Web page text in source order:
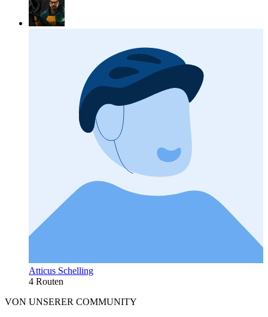
Atticus Schelling
4 Routen
VON UNSERER COMMUNITY